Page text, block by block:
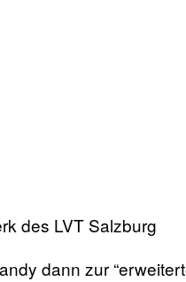
des LVT Salzburg
dann zur